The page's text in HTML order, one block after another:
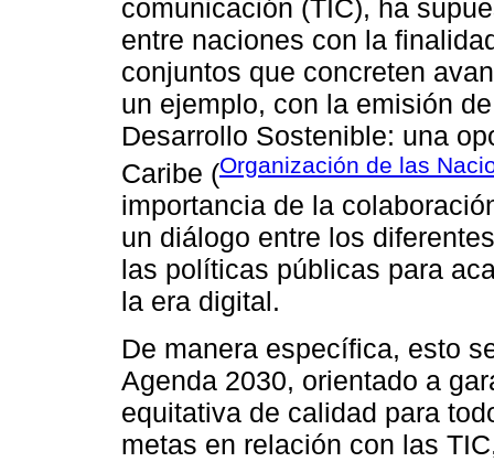
comunicación (TIC), ha
entre naciones con la
conjuntos que concreten
un ejemplo, con la emisión
Desarrollo Sostenible: una
Caribe (Organización de las
importancia de la
un diálogo entre los
las políticas públicas para
la era digital.
De manera específica, esto
Agenda 2030, orientado a
equitativa de calidad para
metas en relación con las